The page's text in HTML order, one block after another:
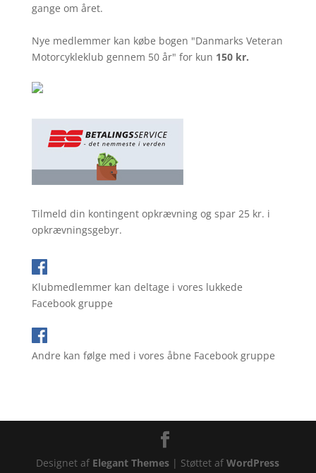
gange om året.
Nye medlemmer kan købe bogen "Danmarks Veteran
Motorcykleklub gennem 50 år" for kun 150 kr.
Tilmeld din kontingent opkrævning og spar 25 kr. i
opkrævningsgebyr.
Klubmedlemmer kan deltage i vores lukkede
Facebook gruppe
Andre kan følge med i vores åbne Facebook gruppe
Designet af Elegant Themes | Støttet afWordPress